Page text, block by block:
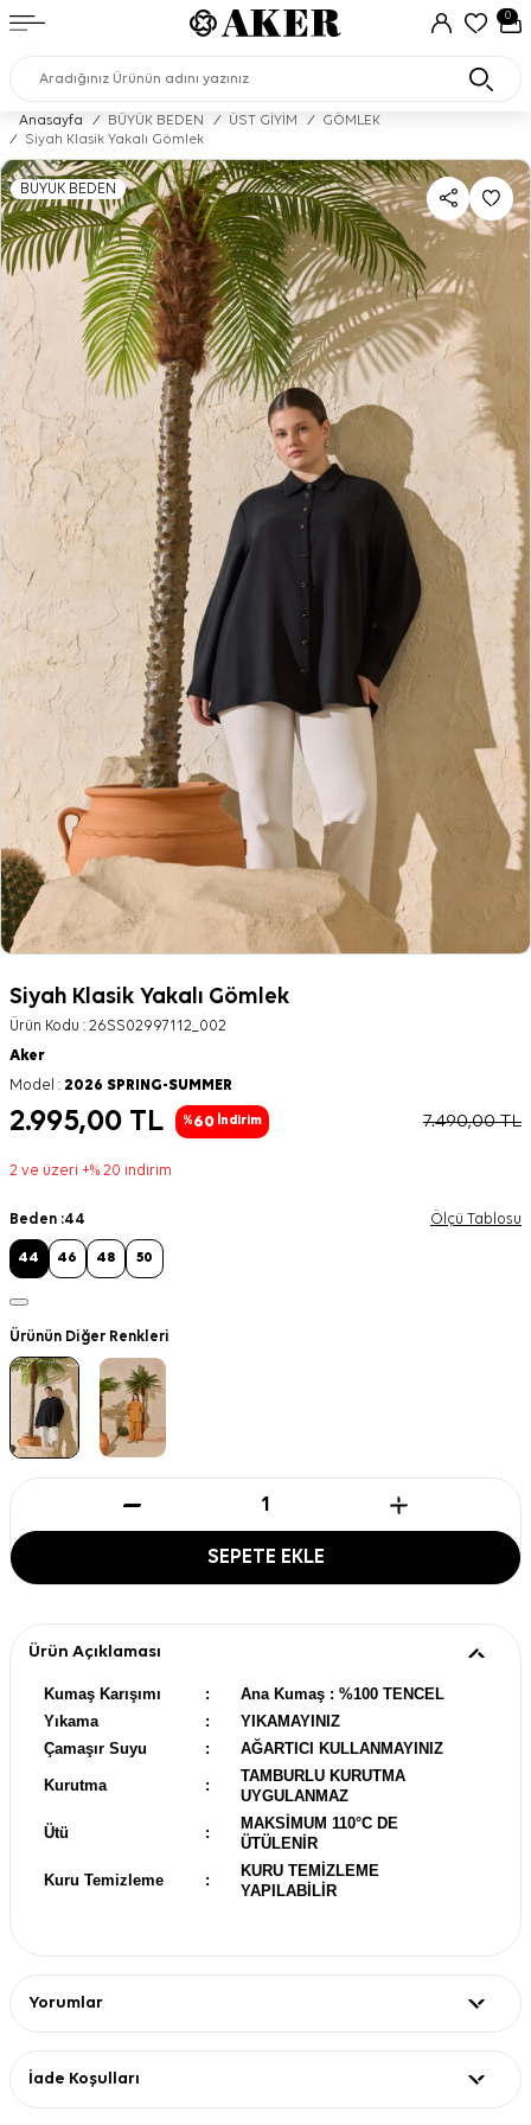
0
Anasayfa / BÜYÜK BEDEN / ÜST GİYİM /
GÖMLEK
/
Siyah Klasik Yakalı Gömlek
BÜYÜK BEDEN
Siyah Klasik Yakalı Gömlek
Ürün Kodu : 26SS02997112_002
Aker
Model : 2026 SPRING-SUMMER
2.995,00 TL %60 İndirim 7.490,00TL
2 ve üzeri +% 20 indirim
Beden :44 Ölçü Tablosu
44 46 48 50
Ürünün Diğer Renkleri
SEPETE EKLE
Ürün Açıklaması
Kumaş Karışımı :
Ana Kumaş : %100 TENCEL
Yıkama
:
YIKAMAYINIZ
Çamaşır Suyu
: AĞARTICI KULLANMAYINIZ
Kurutma :
TAMBURLU KURUTMA
UYGULANMAZ
Ütü :
MAKSİMUM 110°C DE
ÜTÜLENİR
Kuru Temizleme :
KURU TEMİZLEME
YAPILABİLİR
Yorumlar
İade Koşulları